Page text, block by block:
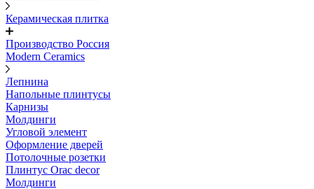
Керамическая плитка
Производство Россия
Modern Ceramics
Лепнина
Напольные плинтусы
Карнизы
Молдинги
Угловой элемент
Оформление дверей
Потолочные розетки
Плинтус Orac decor
Молдинги